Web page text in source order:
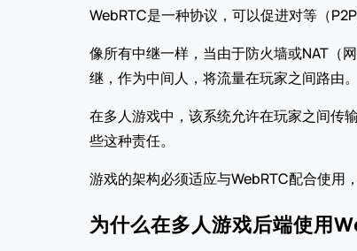
WebRTC是一种协议，可以促进对等（
像所有中继一样，当由于防火墙或NAT（
继，作为中间人，将流量在玩家之间路由。
在多人游戏中，该系统允许在玩家之间传
些这种责任。
游戏的架构必须适应与WebRTC配合使用
为什么在多人游戏后端使用